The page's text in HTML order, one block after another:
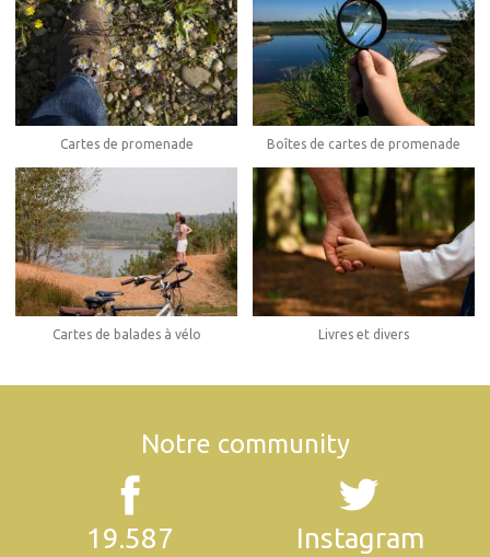
Cartes de promenade Boîtes de cartes de promenade
Cartes de balades à vélo Livres et divers
Notre community
19.587 Instagram